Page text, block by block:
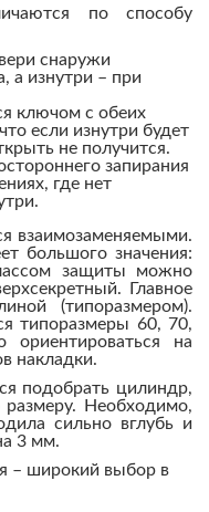
по способу
снаружи
а изнутри – при
ключом с обеих
если изнутри будет
не получится.
запирания
где нет
взаимозаменяемыми.
большого значения:
защиты можно
Главное
(типоразмером).
типоразмеры 60, 70,
на
накладки.
подобрать цилиндр,
Необходимо,
сильно вглубь и
3 мм.
– широкий выбор в